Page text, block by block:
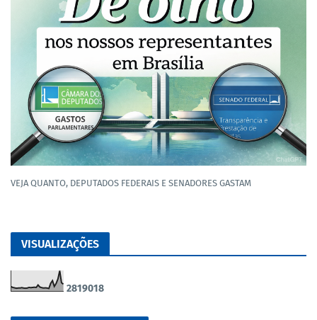
VEJA QUANTO, DEPUTADOS FEDERAIS E SENADORES GASTAM
VISUALIZAÇÕES
2819018